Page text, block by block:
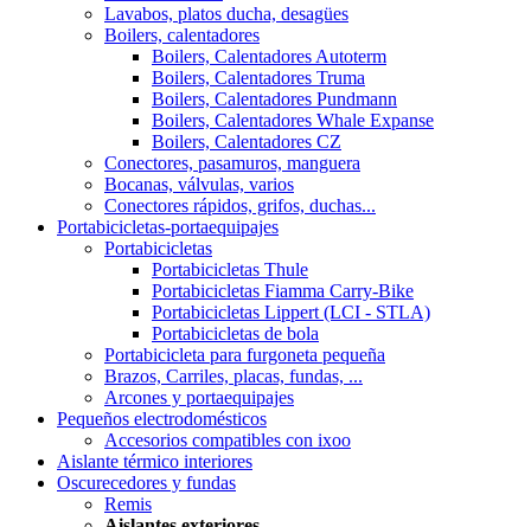
Lavabos, platos ducha, desagües
Boilers, calentadores
Boilers, Calentadores Autoterm
Boilers, Calentadores Truma
Boilers, Calentadores Pundmann
Boilers, Calentadores Whale Expanse
Boilers, Calentadores CZ
Conectores, pasamuros, manguera
Bocanas, válvulas, varios
Conectores rápidos, grifos, duchas...
Portabicicletas-portaequipajes
Portabicicletas
Portabicicletas Thule
Portabicicletas Fiamma Carry-Bike
Portabicicletas Lippert (LCI - STLA)
Portabicicletas de bola
Portabicicleta para furgoneta pequeña
Brazos, Carriles, placas, fundas, ...
Arcones y portaequipajes
Pequeños electrodomésticos
Accesorios compatibles con ixoo
Aislante térmico interiores
Oscurecedores y fundas
Remis